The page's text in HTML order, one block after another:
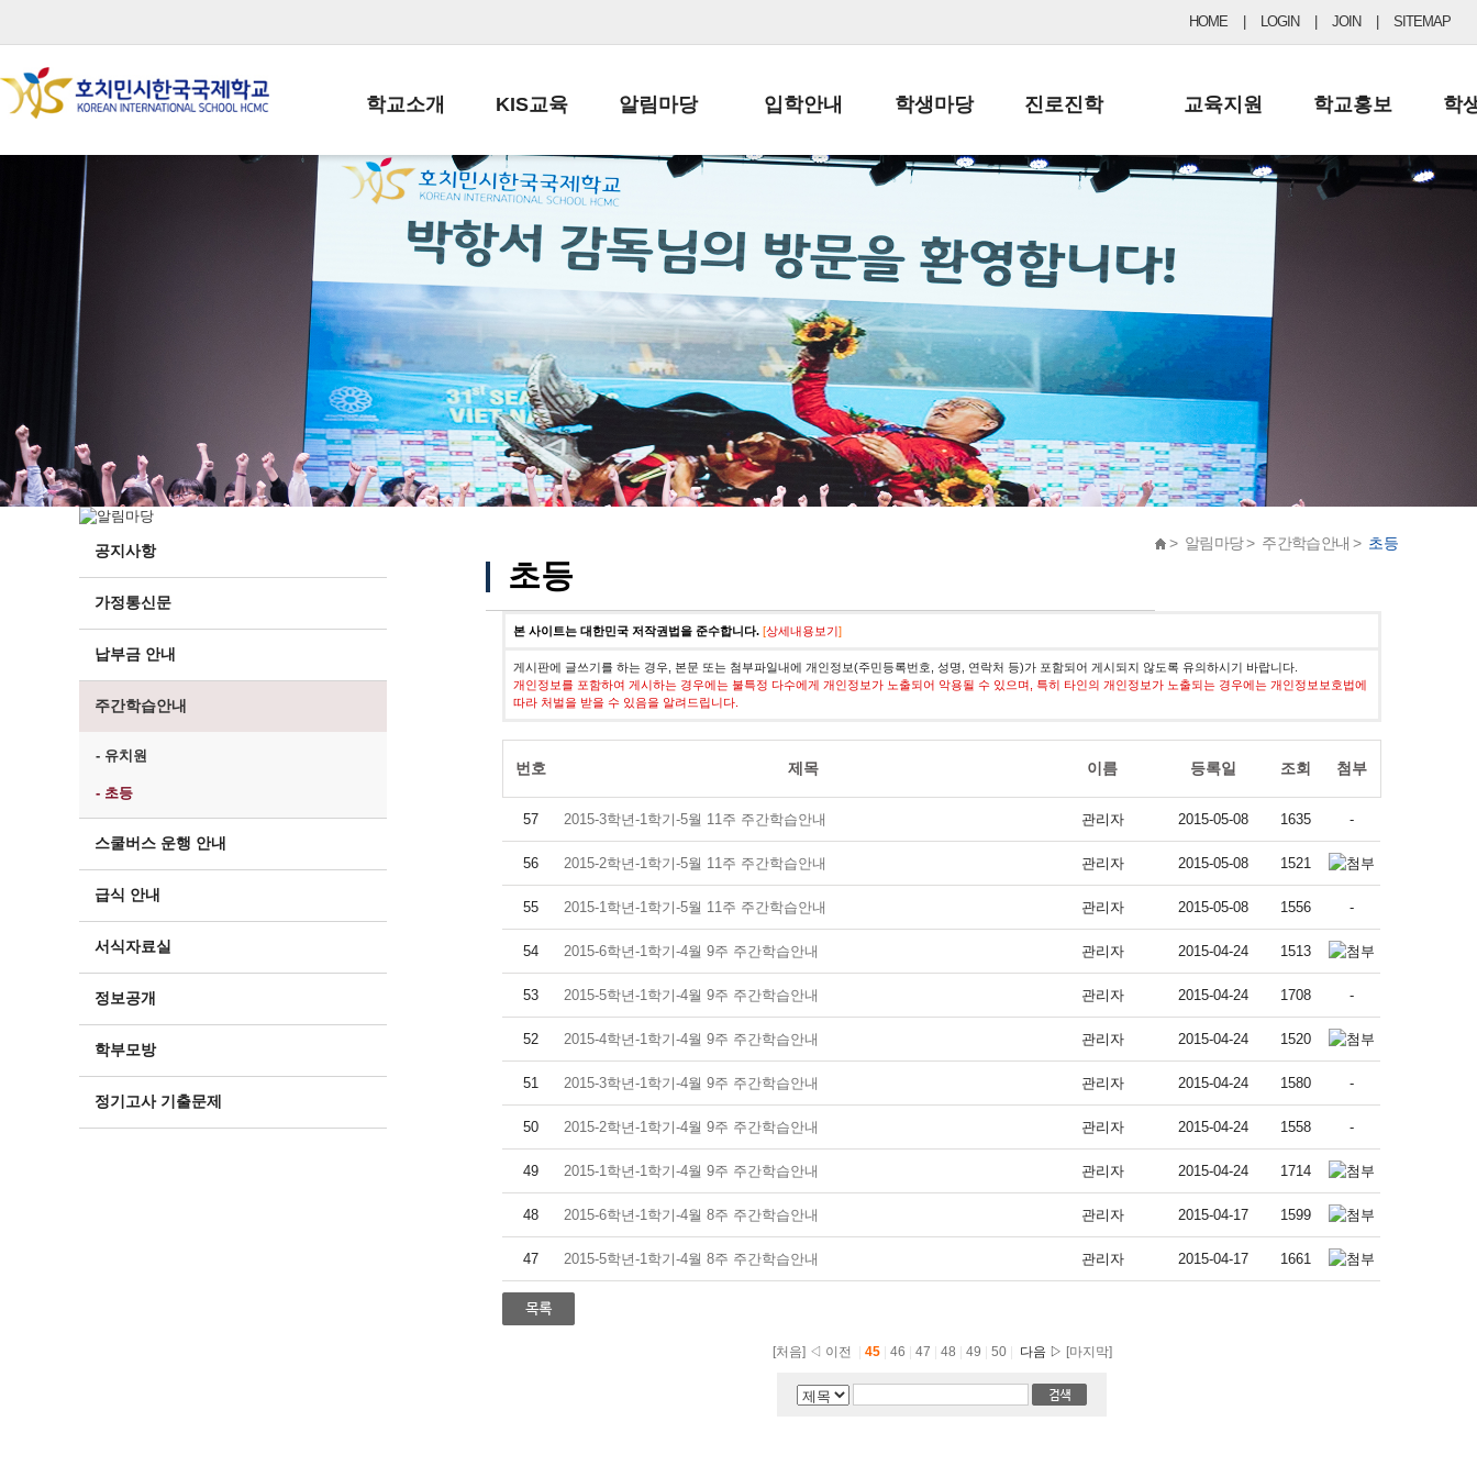
HOME LOGIN JOIN SITEMAP
학교소개
학교장인사말
학교상징
학교연혁
교직원현황
학생현황
위치/전화
전경사진
KIS교육
교육목표
학사일정
일과시간표
성과평가자료
알림마당
공지사항
납부금 안내
스쿨버스 운행 안내
급식안내
서식자료실
학부모방
정기고사 기출문제
입학안내
전-편입 서류양식
입학금/수업료
교복구입안내
학생마당
학생생활규정
학교신문
자율진로동아리
유초등 소식지
진로진학
공지사항 및 입시자료
드림레터
교육지원
행정실
학교운영위원회
학교건축기금
학교홍보
보도자료
학
공지사항
가정통신문
납부금 안내
주간학습안내
- 유치원
- 초등
스쿨버스 운행 안내
급식 안내
서식자료실
정보공개
학부모방
정기고사 기출문제
> 알림마당 > 주간학습안내 > 초등
초등
본 사이트는 대한민국 저작권법을 준수합니다. [상세내용보기]
게시판에 글쓰기를 하는 경우, 본문 또는 첨부파일내에 개인정보(주민등록번호, 성명, 연락처 등)가 포함되어 게시되지 않도록 유의하시기 바랍니다.
개인정보를 포함하여 게시하는 경우에는 불특정 다수에게 개인정보가 노출되어 악용될 수 있으며, 특히 타인의 개인정보가 노출되는 경우에는 개인정보보호법에
따라 처벌을 받을 수 있음을 알려드립니다.
번호 제목 이름 등록일 조회 첨부
57 2015-3학년-1학기-5월 11주 주간학습안내 관리자 2015-05-08 1635 -
56 2015-2학년-1학기-5월 11주 주간학습안내 관리자 2015-05-08 1521
55 2015-1학년-1학기-5월 11주 주간학습안내 관리자 2015-05-08 1556 -
54 2015-6학년-1학기-4월 9주 주간학습안내 관리자 2015-04-24 1513
53 2015-5학년-1학기-4월 9주 주간학습안내 관리자 2015-04-24 1708 -
52 2015-4학년-1학기-4월 9주 주간학습안내 관리자 2015-04-24 1520
51 2015-3학년-1학기-4월 9주 주간학습안내 관리자 2015-04-24 1580 -
50 2015-2학년-1학기-4월 9주 주간학습안내 관리자 2015-04-24 1558 -
49 2015-1학년-1학기-4월 9주 주간학습안내 관리자 2015-04-24 1714
48 2015-6학년-1학기-4월 8주 주간학습안내 관리자 2015-04-17 1599
47 2015-5학년-1학기-4월 8주 주간학습안내 관리자 2015-04-17 1661
[처음] ◁ 이전 45 46 47 48 49 50 다음 ▷ [마지막]